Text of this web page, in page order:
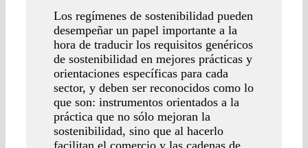
Los regímenes de sostenibilidad pueden
desempeñar un papel importante a la
hora de traducir los requisitos genéricos
de sostenibilidad en mejores prácticas y
orientaciones específicas para cada
sector, y deben ser reconocidos como lo
que son: instrumentos orientados a la
práctica que no sólo mejoran la
sostenibilidad, sino que al hacerlo
facilitan el comercio y las cadenas de